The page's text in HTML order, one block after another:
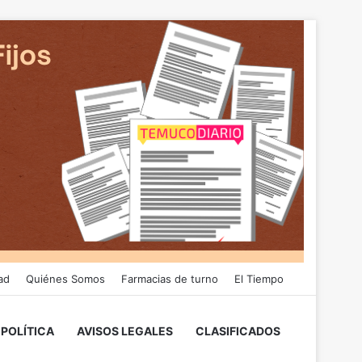
Quiénes Somos Farmacias de turno El Tiempo
POLÍTICA AVISOS LEGALES CLASIFICADOS